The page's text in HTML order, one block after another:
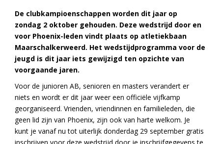
De clubkampioenschappen worden dit jaar op
zondag 2 oktober gehouden. Deze wedstrijd door en
voor Phoenix-leden vindt plaats op atletiekbaan
Maarschalkerweerd. Het wedstijdprogramma voor de
jeugd is dit jaar iets gewijzigd ten opzichte van
voorgaande jaren.
Voor de junioren AB, senioren en masters verandert er
niets en wordt er dit jaar weer een officiële vijfkamp
georganiseerd. Vrienden, vriendinnen en familieleden, die
geen lid zijn van Phoenix, zijn ook van harte welkom. Je
kunt je vanaf nu tot uiterlijk donderdag 29 september gratis